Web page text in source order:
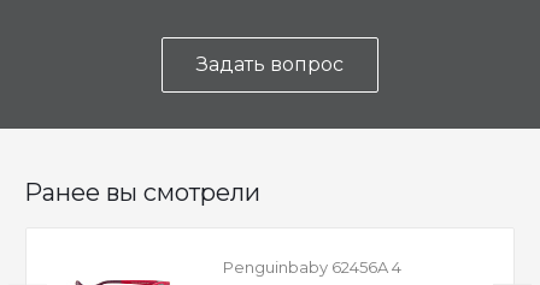
Задать вопрос
Ранее вы смотрели
Penguinbaby 62456A 4